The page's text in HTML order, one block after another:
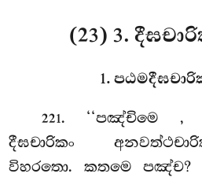
(23) 3.
1.
221. ‘‘පඤ්චිමෙ,
දීඝචාරිකං
විහරතො. කතමෙ පඤ්ච?